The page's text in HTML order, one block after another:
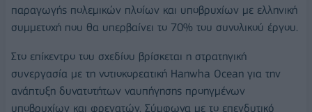
παραγωγής πολεμικών πλοίων και υποβρυχίων με ελληνική
συμμετοχή που θα υπερβαίνει το 70% του συνολικού έργου.
Στο επίκεντρο του σχεδίου βρίσκεται η στρατηγική
συνεργασία με τη νοτιοκορεατική Hanwha Ocean για την
ανάπτυξη δυνατοτήτων ναυπήγησης προηγμένων
υποβρυχίων και φρεγατών. Σύμφωνα με το επενδυτικό